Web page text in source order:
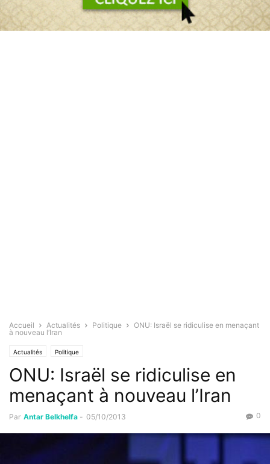
Accueil Actualités Politique
ONU: Israël se ridiculise en menaçant
à nouveau l’Iran
Actualités Politique
ONU: Israël se ridiculise en
menaçant à nouveau l’Iran
Par Antar Belkhelfa - 05/10/2013 0